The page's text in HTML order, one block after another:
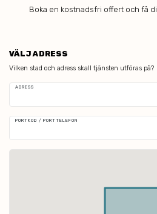
Boka en kostnadsfri offert och få
VÄLJ ADRESS
Vilken stad och adress skall tjänsten utföras på?
ADRESS
PORTKOD / PORTTELEFON